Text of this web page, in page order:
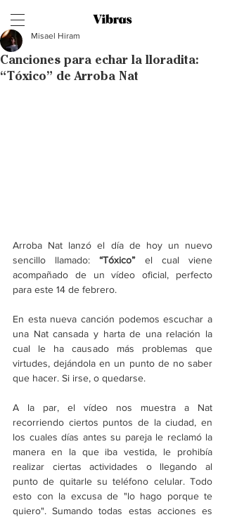
Canciones para echar la lloradita:
“Tóxico” de Arroba Nat
Misael Hiram
Arroba Nat lanzó el día de hoy un nuevo
sencillo llamado: “Tóxico” el cual viene
acompañado de un vídeo oficial, perfecto
para este 14 de febrero.
En esta nueva canción podemos escuchar a
una Nat cansada y harta de una relación la
cual le ha causado más problemas que
virtudes, dejándola en un punto de no saber
que hacer. Si irse, o quedarse.
A la par, el vídeo nos muestra a Nat
recorriendo ciertos puntos de la ciudad, en
los cuales días antes su pareja le reclamó la
manera en la que iba vestida, le prohibía
realizar ciertas actividades o llegando al
punto de quitarle su teléfono celular. Todo
esto con la excusa de "lo hago porque te
quiero". Sumando todas estas acciones es